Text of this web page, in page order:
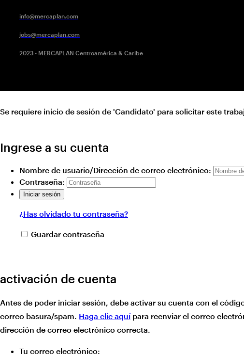
info@mercaplan.com
jobs@mercaplan.com
2023 - MERCAPLAN Centroamérica & Caribe
Se requiere inicio de sesión de 'Candidato' para solicitar este
Ingrese a su cuenta
Nombre de usuario/Dirección de correo electrónico:
Contraseña:
¿Has olvidado tu contraseña?
Guardar contraseña
activación de cuenta
Antes de poder iniciar sesión, debe activar su cuenta con el
correo basura/spam. Haga clic aquípara reenviar el correo
dirección de correo electrónico correcta.
Tu correo electrónico: